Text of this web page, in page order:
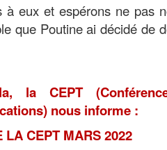
à eux et espérons ne pas
que Poutine ai décidé de
la CEPT
nous informe :
LA CEPT MARS 2022